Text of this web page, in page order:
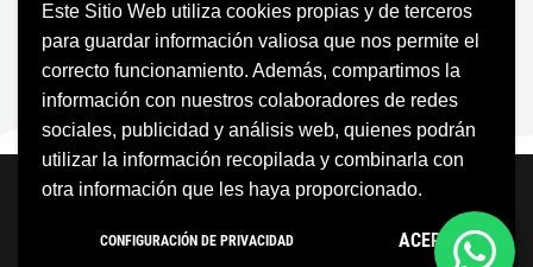
Este Sitio Web utiliza cookies propias y de terceros
para guardar información valiosa que nos permite el
correcto funcionamiento. Además, compartimos la
información con nuestros colaboradores de redes
sociales, publicidad y análisis web, quienes podrán
utilizar la información recopilada y combinarla con
otra información que les haya proporcionado.
CONFIGURACIÓN DE PRIVACIDAD ACEPTO
AÑADIR AL CARRITO AÑADIR AL CARRITO
Neve | Funciona gracias a WordPress
Condiciones Generales